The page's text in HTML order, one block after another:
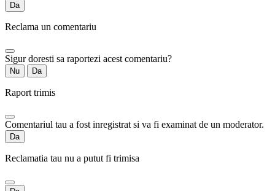
Da
Reclama un comentariu
Sigur doresti sa raportezi acest comentariu?
Nu Da
Raport trimis
Comentariul tau a fost inregistrat si va fi examinat de un moderator.
Da
Reclamatia tau nu a putut fi trimisa